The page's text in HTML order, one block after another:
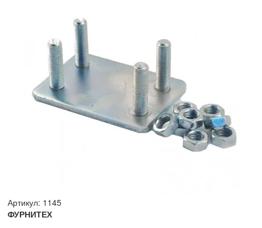
Артикул: 1145
ФУРНИТЕХ